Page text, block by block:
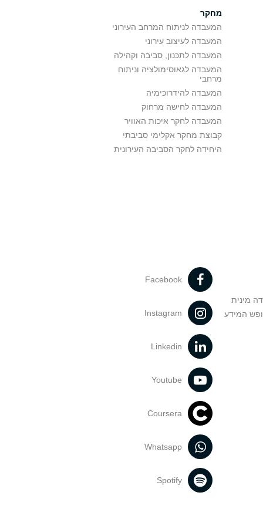
מחקר
המעבדה לניתוח המרחב העירוני
המעבדה לעיצוב עירוני
המעבדה לתכנון, סביבה וקהילה
המעבדה לגאוסימולציה וניתוח
מרחבי
המעבדה להידרוכימיה
המעבדה לחישה מרחוק
המעבדה לחקר איכות האוויר
קבוצת מחקר אקלימי סביבתי
היחידה לחקר הסביבה העירונית
מינית
המידע
Facebook
Instagram
Linkedin
Youtube
Coursera
Whatsapp
Spotify